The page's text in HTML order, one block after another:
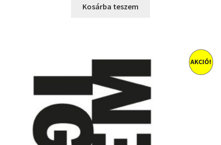
was:
is:
Kosárba teszem
AKCIÓ!